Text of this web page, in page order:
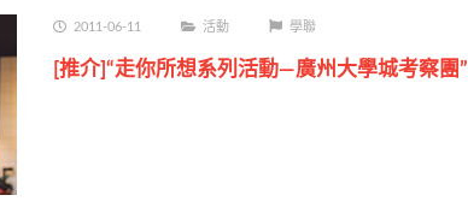
2011-06-11 活動 學聯
[推介]“走你所想系列活動―廣州大學城考察團”